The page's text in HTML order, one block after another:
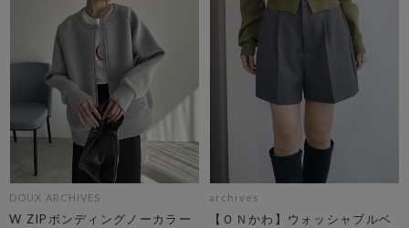
DOUX ARCHIVES
W ZIPボンディングノーカラー
archives
【ＯＮかわ】ウォッシャブルベ